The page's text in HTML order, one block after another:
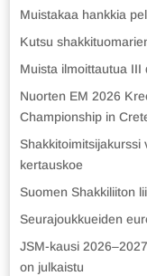
Muistakaa hankkia
Kutsu
Muista ilmoittautua III
Nuorten EM 2026
Championship in
Shakkitoimitsijakurssi
kertauskoe
Suomen Shakkiliiton
Seurajoukkueiden
JSM-kausi
on julkaistu